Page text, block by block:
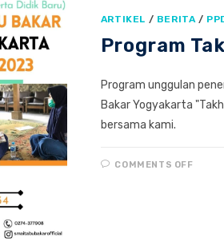
ARTIKEL / BERITA /
Program
Program unggulan
Bakar Yogyakarta
bersama kami.
COMMENTS OFFON